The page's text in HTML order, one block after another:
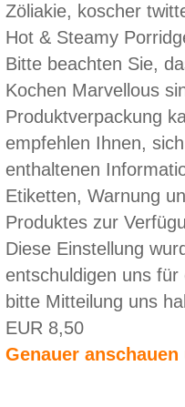
Zöliakie, koscher
Hot & Steamy
Bitte beachten Sie,
Kochen Marvellous
Produktverpackung
empfehlen Ihnen,
enthaltenen
Etiketten, Warnung
Produktes zur
Diese Einstellung
entschuldigen uns
bitte Mitteilung uns
EUR 8,50
Genauer